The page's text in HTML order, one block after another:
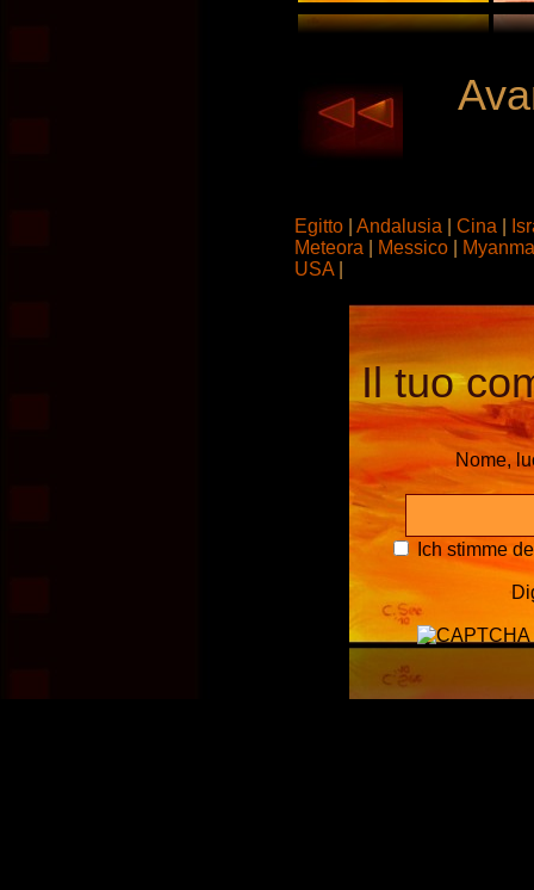
Egitto Andalusia Cina
Meteora
Messico
USA
Il tuo
Nome,
Ich stimme